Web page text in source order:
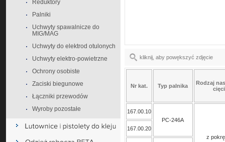
Reduktory
Palniki
Uchwyty spawalnicze do
MIG/MAG
Uchwyty do elektrod otulonych
Uchwyty elektro-powietrzne
Ochrony osobiste
Zaciski biegunowe
Łączniki przewodów
Wyroby pozostałe
kliknij, aby powększyć zdjęcie
Nr kat. Typ palnika
Rodzaj
167.00.10
PC-246A
z
167.00.20